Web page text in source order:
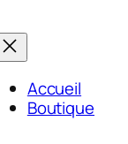
Accueil
Boutique